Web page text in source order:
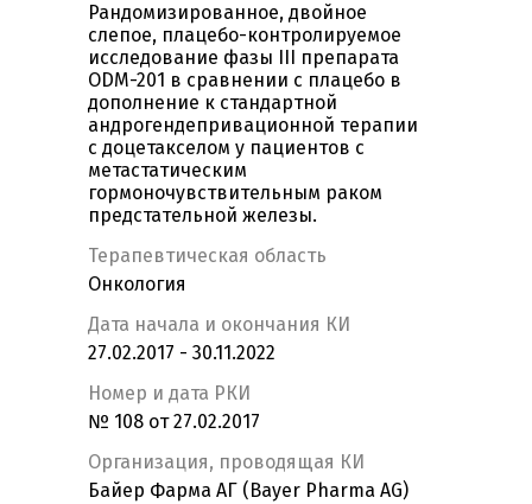
Рандомизированное, двойное
слепое, плацебо-контролируемое
исследование фазы III препарата
ODM-201 в сравнении с плацебо в
дополнение к стандартной
андрогендепривационной терапии
c доцетакселом у пациентов с
метастатическим
гормоночувствительным раком
предстательной железы.
Терапевтическая область
Онкология
Дата начала и окончания КИ
27.02.2017 - 30.11.2022
Номер и дата РКИ
№ 108 от 27.02.2017
Организация, проводящая КИ
Байер Фарма АГ (Bayer Pharma AG)